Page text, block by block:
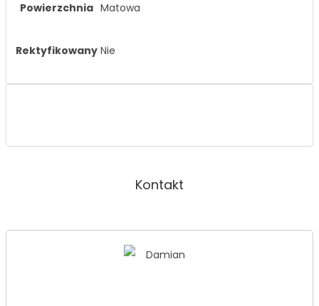
Powierzchnia Matowa
Rektyfikowany Nie
Kontakt